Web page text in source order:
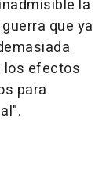
la
que ya
los efectos
para